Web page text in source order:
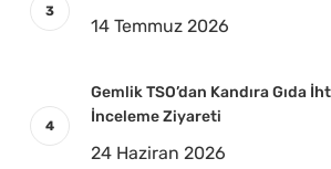
14 Temmuz 2026
Gemlik TSO’dan Kandıra Gıda
İnceleme Ziyareti
24 Haziran 2026